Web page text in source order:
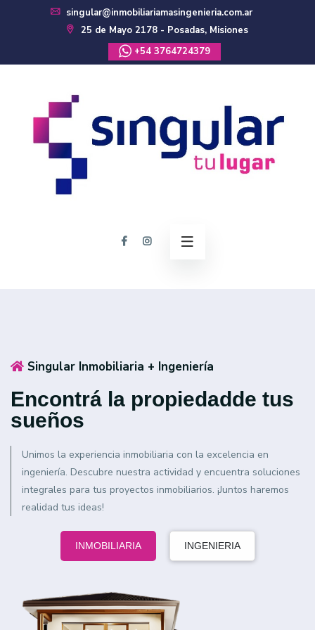
singular@inmobiliariamasingenieria.com.ar
25 de Mayo 2178 - Posadas, Misiones
+54 3764724379
Singular Inmobiliaria + Ingeniería
Encontrá la propiedadde tus
sueños
Unimos la experiencia inmobiliaria con la excelencia en
ingeniería. Descubre nuestra actividad y encuentra soluciones
integrales para tus proyectos inmobiliarios. ¡Juntos haremos
realidad tus ideas!
INMOBILIARIA INGENIERIA